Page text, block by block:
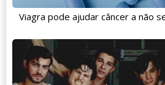
Viagra pode ajudar câncer a não